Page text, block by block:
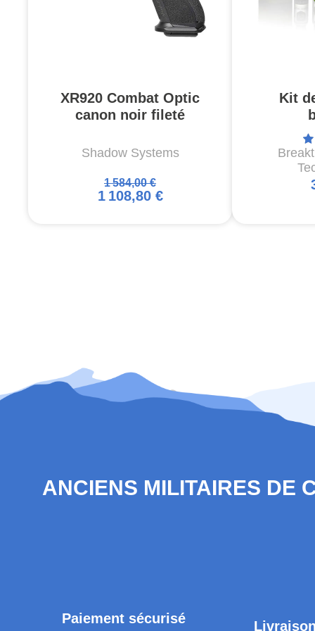
XR920 Combat Optic
canon noir fileté
Shadow Systems
1 584,00 €
1 108,80 €
Kit
ANCIENS MILITAIRES DE
Paiement sécurisé